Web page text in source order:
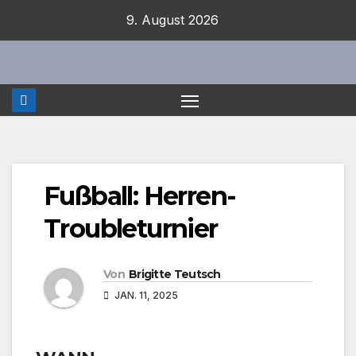
9. August 2026
Fußball: Herren-
Troubleturnier
Von Brigitte Teutsch
JAN. 11, 2025